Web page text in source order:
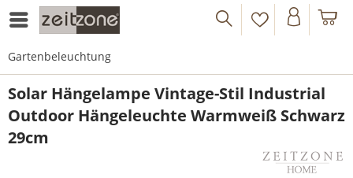
Gartenbeleuchtung
Solar Hängelampe Vintage-Stil Industrial
Outdoor Hängeleuchte Warmweiß Schwarz
29cm